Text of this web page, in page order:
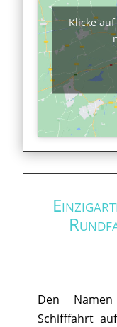
Klicke
Den
Schifffahrt